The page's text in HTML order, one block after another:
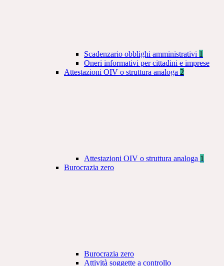
Scadenzario obblighi amministrativi 1
Oneri informativi per cittadini e imprese
Attestazioni OIV o struttura analoga 2
Attestazioni OIV o struttura analoga 1
Burocrazia zero
Burocrazia zero
Attività soggette a controllo